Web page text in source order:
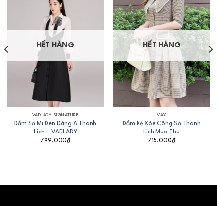
HẾT HÀNG
VADLADY SIGNATURE
Đầm Sơ Mi Đen Dáng A Thanh
Lịch – VADLADY
799.000₫
HẾT HÀNG
VÁY
Đầm Kẻ Xòe Công Sở Thanh
Lịch Mua Thu
715.000₫